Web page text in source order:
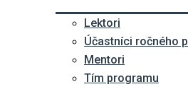
Lektori
Účastníci ročného
Mentori
Tím programu